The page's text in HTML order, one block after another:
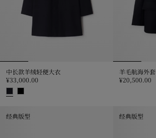
中长款羊绒轻便大衣
¥33,000.00
羊毛航海外套
¥20,500.00
经典版型 经典版型